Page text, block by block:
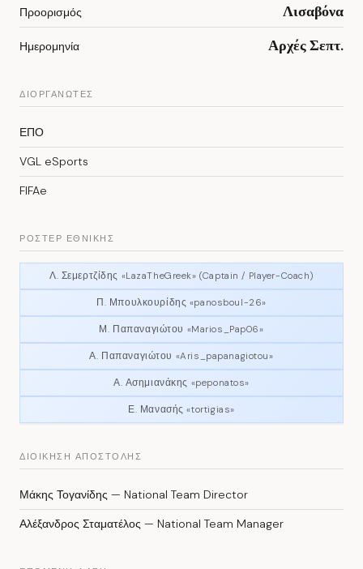
Προορισμός Λισαβόνα
Ημερομηνία Αρχές Σεπτ.
ΔΙΟΡΓΑΝΩΤΕΣ
ΕΠΟ
VGL eSports
FIFAe
ΡΌΣΤΕΡ ΕΘΝΙΚΉΣ
Λ. Σεμερτζίδης «LazaTheGreek» (Captain / Player-Coach)
Π. Μπουλκουρίδης «panosboul-26»
Μ. Παπαναγιώτου «Marios_Pap06»
Α. Παπαναγιώτου «Aris_papanagiotou»
Α. Ασημιανάκης «peponatos»
Ε. Μανασής «tortigias»
ΔΙΟΙΚΗΣΗ ΑΠΟΣΤΟΛΗΣ
Μάκης Τογανίδης — National Team Director
Αλέξανδρος Σταματέλος — National Team Manager